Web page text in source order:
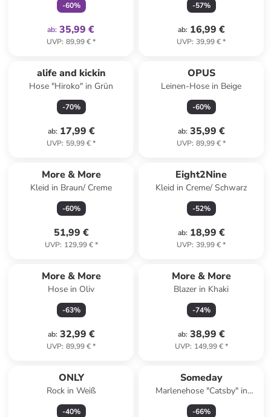
-60%
ab: 35,99 €
UVP: 89,99 €*
-57%
ab: 16,99 €
UVP: 39,99 €*
alife and kickin
Hose "Hiroko" in Grün
-70%
ab: 17,99 €
UVP: 59,99 €*
OPUS
Leinen-Hose in Beige
-60%
ab: 35,99 €
UVP: 89,99 €*
More & More
Kleid in Braun/ Creme
-60%
51,99 €
UVP: 129,99 €*
Eight2Nine
Kleid in Creme/ Schwarz
-52%
ab: 18,99 €
UVP: 39,99 €*
More & More
Hose in Oliv
-63%
ab: 32,99 €
UVP: 89,99 €*
More & More
Blazer in Khaki
-74%
ab: 38,99 €
UVP: 149,99 €*
ONLY
Rock in Weiß
-40%
Someday
Marlenehose "Catsby" in
Hellgrau
-66%